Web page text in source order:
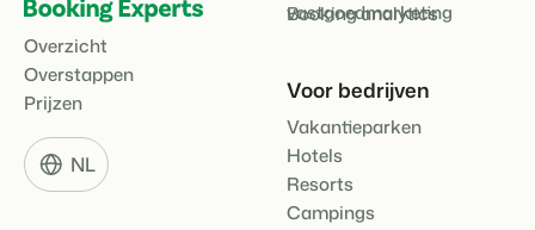
Overzicht
Overstappen
Prijzen
NL
vastgoedmarketing
Booking analytics
Voor bedrijven
Vakantieparken
Hotels
Resorts
Campings